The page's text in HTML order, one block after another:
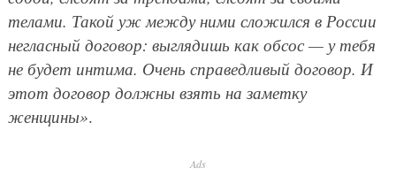
телами. Такой уж между ними сложился в России
негласный договор: выглядишь как обсос — у тебя
не будет интима. Очень справедливый договор. И
этот договор должны взять на заметку
женщины».
Ads